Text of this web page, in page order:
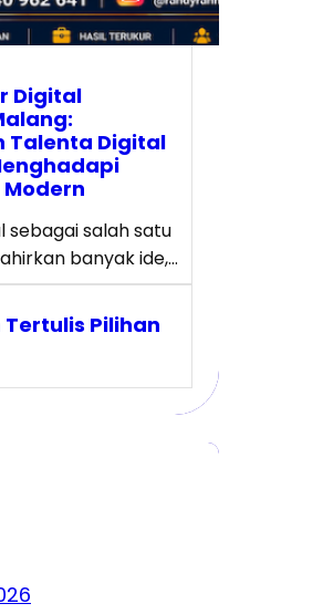
Digital
Talenta Digital
Modern
sebagai salah satu
banyak ide,…
Pilihan